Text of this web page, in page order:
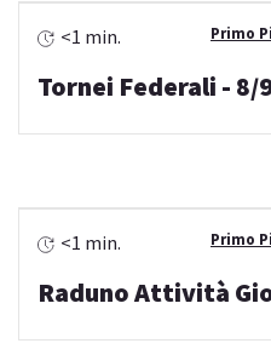
Primo
<1 min.
Tornei Federali - 8/
Primo
<1 min.
Raduno Attività